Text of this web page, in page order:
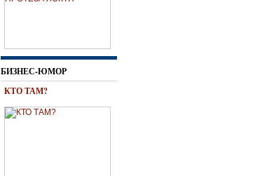
БИЗНЕС-ЮМОР
КТО ТАМ?